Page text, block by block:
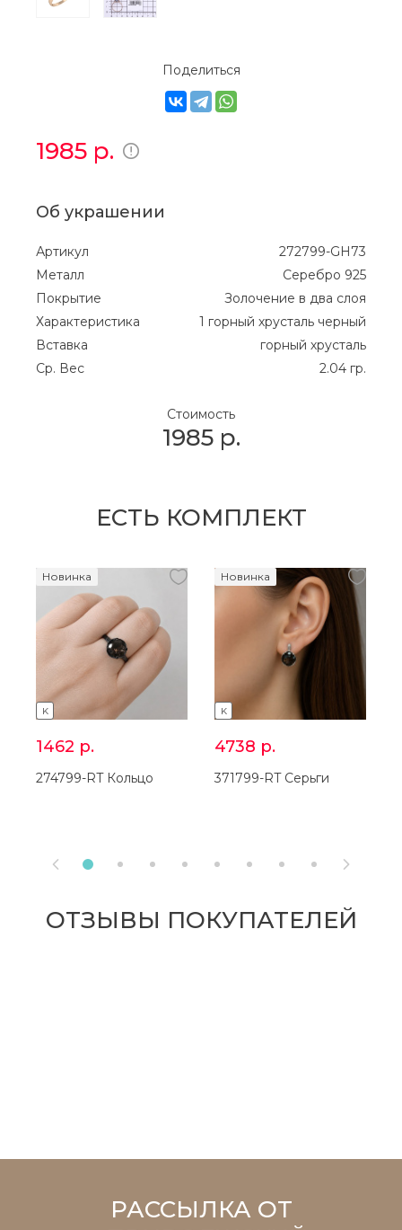
Поделиться
1985 р.
Об украшении
Артикул
272799-GH73
Металл
Серебро 925
Покрытие
Золочение в два слоя
Характеристика
1 горный хрусталь черный
Вставка
горный хрусталь
Ср. Вес
2.04 гр.
Стоимость
1985 р.
ЕСТЬ КОМПЛЕКТ
K
Новинка
1462 р.
274799-RT Кольцо
K
Новинка
4738 р.
371799-RT Серьги
 
ОТЗЫВЫ ПОКУПАТЕЛЕЙ
РАССЫЛКА ОТ